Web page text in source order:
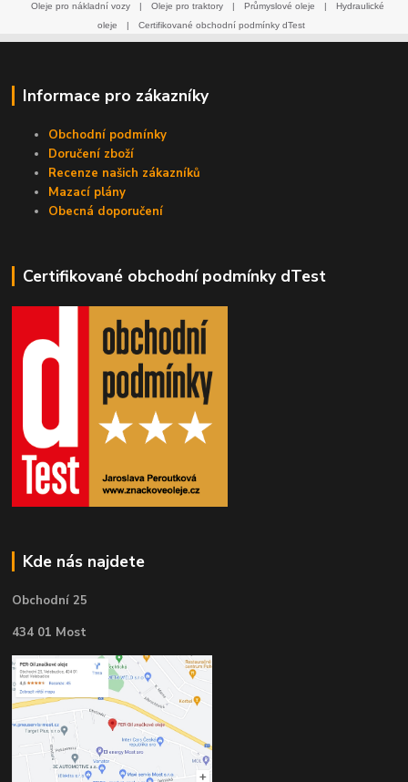
Oleje pro nákladní vozy
| Oleje pro traktory | Průmyslové oleje |
Hydraulické
oleje
| Certifikované obchodní podmínky dTest
Informace pro zákazníky
Obchodní podmínky
Doručení zboží
Recenze našich zákazníků
Mazací plány
Obecná doporučení
Certifikované obchodní podmínky dTest
Kde nás najdete
Obchodní 25
434 01 Most